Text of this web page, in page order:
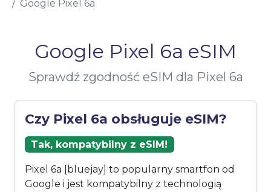
Google Pixel 6a
Google Pixel 6a eSIM
Sprawdź zgodność eSIM dla Pixel 6a
Czy Pixel 6a obsługuje eSIM?
Tak, kompatybilny z eSIM!
Pixel 6a [bluejay] to popularny smartfon od
Google i jest kompatybilny z technologią